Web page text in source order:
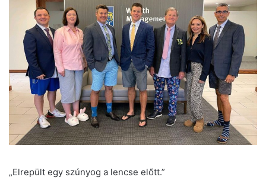
„Elrepült egy szúnyog a lencse előtt.”